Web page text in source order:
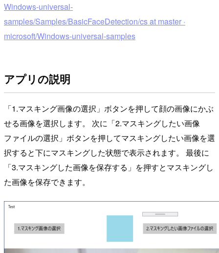
Windows-universal-
samples/Samples/BasicFaceDetection/cs at master ·
microsoft/Windows-universal-samples
アプリの説明
「1.マスキング画像の選択」ボタンを押して顔の画像にかぶ
せる画像を選択します。 次に「2.マスキングしたい画像
ファイルの選択」ボタンを押してマスキングしたい画像を選
択すると下にマスキングした状態で表示されます。 最後に
「3.マスキングした画像を保存する」を押すとマスキングし
た画像を保存できます。